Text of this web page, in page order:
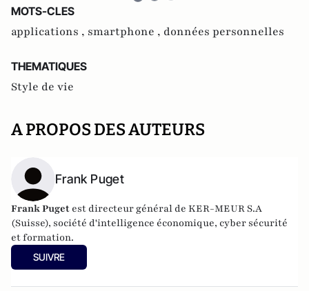
MOTS-CLES
applications , smartphone , données personnelles
THEMATIQUES
Style de vie
A PROPOS DES AUTEURS
Frank Puget
Frank Puget est directeur général de KER-MEUR S.A
(Suisse), société d'intelligence économique, cyber sécurité
et formation.
SUIVRE